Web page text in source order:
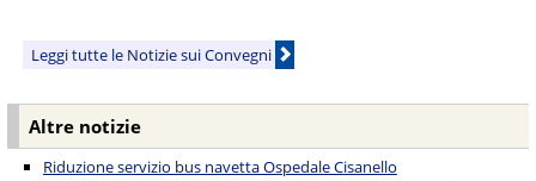
Leggi tutte le Notizie sui Convegni
Altre notizie
Riduzione servizio bus navetta Ospedale Cisanello